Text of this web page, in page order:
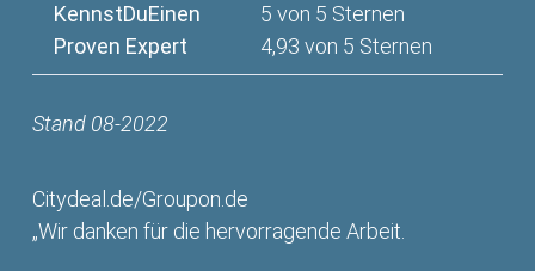
KennstDuEinen
Proven Expert
5 von 5 Sternen
4,93 von 5 Sternen
Stand 08-2022
Citydeal.de/Groupon.de
„Wir danken für die hervorragende Arbeit.